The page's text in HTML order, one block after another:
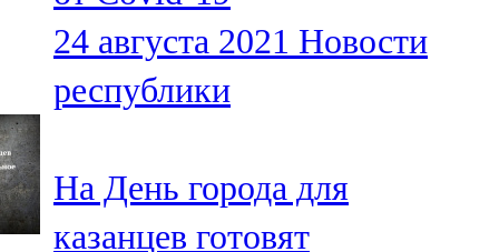
24 августа 2021 Новости
республики
На День города для
казанцев готовят